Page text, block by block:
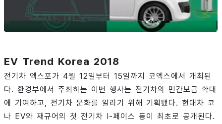
EV Trend Korea 2018
전기차 엑스포가 4월 12일부터 15일까지 코엑스에서 개최된
다. 환경부에서 주최하는 이번 행사는 전기차의 민간보급 확대
에 기여하고, 전기차 문화를 알리기 위해 기획됐다. 현대차 코
나 EV와 재규어의 첫 전기차 I-페이스 등이 최초로 공개된다.